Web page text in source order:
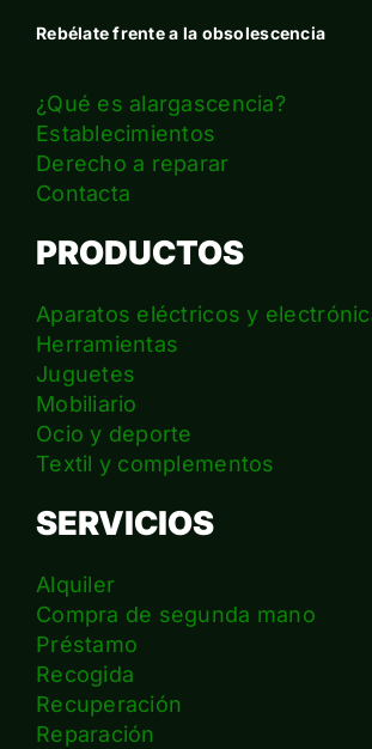
Rebélate frente a la obsolescencia
¿Qué es alargascencia?
Establecimientos
Derecho a reparar
Contacta
PRODUCTOS
Aparatos eléctricos y
Herramientas
Juguetes
Mobiliario
Ocio y deporte
Textil y complementos
SERVICIOS
Alquiler
Compra de segunda mano
Préstamo
Recogida
Recuperación
Reparación